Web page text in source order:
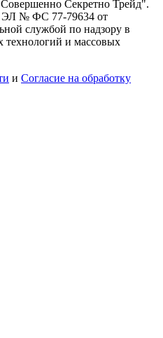
Секретно Трейд".
ЭЛ № ФС 77-79634 от
службой по надзору в
технологий и массовых
и Согласие на обработку